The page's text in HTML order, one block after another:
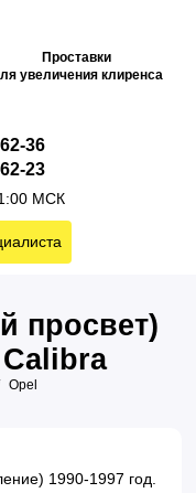
Проставки
увеличения клиренса
36
23
МСК
просвет)
Opel